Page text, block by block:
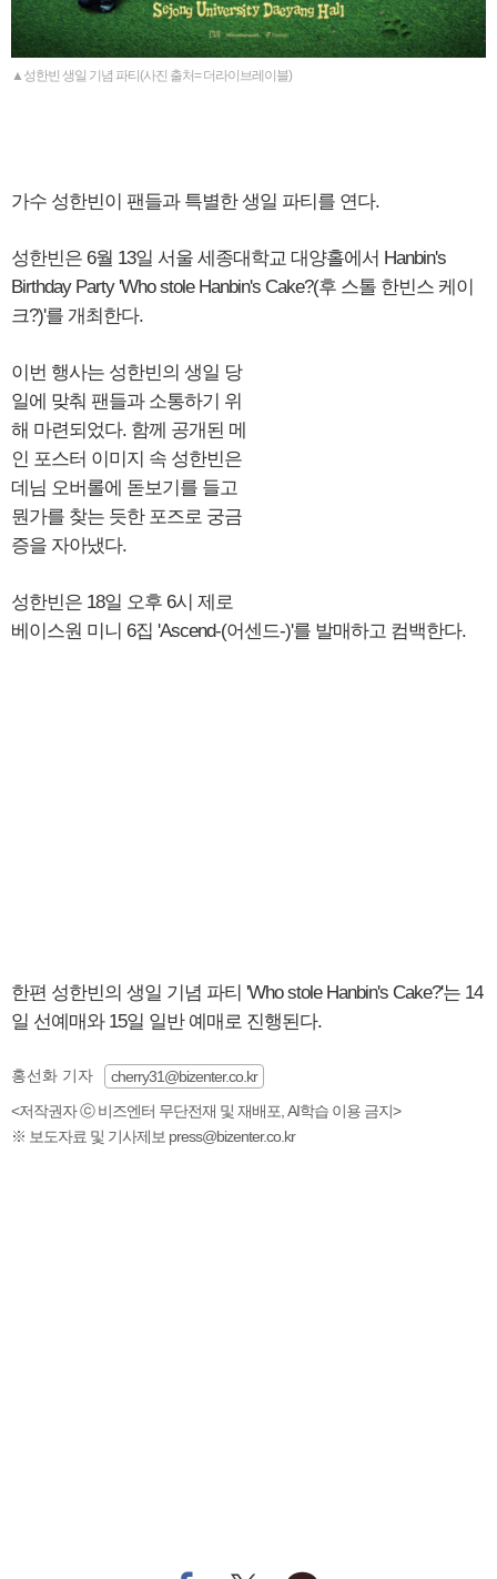
▲성한빈 생일 기념 파티(사진 출처= 더라이브레이블)
가수 성한빈이 팬들과 특별한 생일 파티를 연다.
성한빈은 6월 13일 서울 세종대학교 대양홀에서 Hanbin's
Birthday Party 'Who stole Hanbin's Cake?(후 스톨 한빈스 케이
크?)'를 개최한다.
이번 행사는 성한빈의 생일 당
일에 맞춰 팬들과 소통하기 위
해 마련되었다. 함께 공개된 메
인 포스터 이미지 속 성한빈은
데님 오버롤에 돋보기를 들고
뭔가를 찾는 듯한 포즈로 궁금
증을 자아냈다.
성한빈은 18일 오후 6시 제로
베이스원 미니 6집 'Ascend-(어센드-)'를 발매하고 컴백한다.
한편 성한빈의 생일 기념 파티 'Who stole Hanbin's Cake?'는 14
일 선예매와 15일 일반 예매로 진행된다.
홍선화 기자
cherry31@bizenter.co.kr
<저작권자 ⓒ 비즈엔터 무단전재 및 재배포, AI학습 이용 금지>
※ 보도자료 및 기사제보 press@bizenter.co.kr